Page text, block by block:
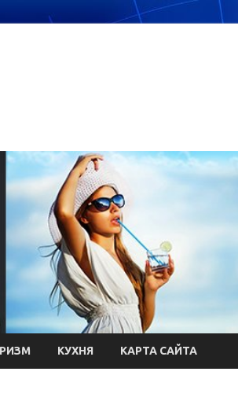
КУХНЯ КАРТА САЙТА